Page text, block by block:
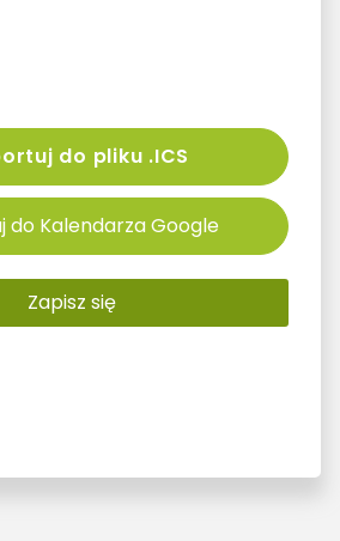
do pliku .ICS
do Kalendarza Google
Zapisz się